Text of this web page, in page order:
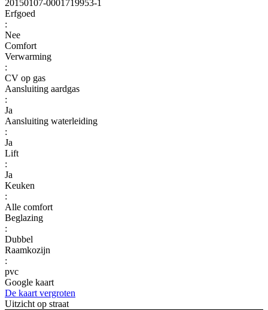
20150107-0001719953-1
Erfgoed
:
Nee
Comfort
Verwarming
:
CV op gas
Aansluiting aardgas
:
Ja
Aansluiting waterleiding
:
Ja
Lift
:
Ja
Keuken
:
Alle comfort
Beglazing
:
Dubbel
Raamkozijn
:
pvc
Google kaart
De kaart vergroten
Uitzicht op straat